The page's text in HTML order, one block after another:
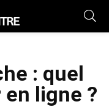
: quel
ligne ?